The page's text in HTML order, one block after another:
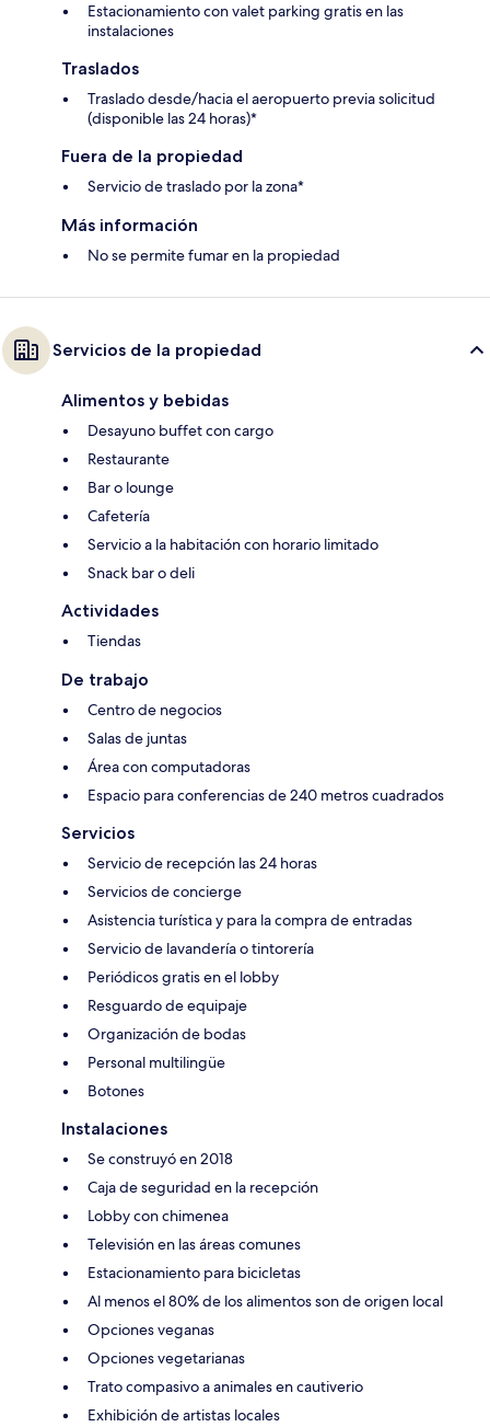
Estacionamiento con valet parking gratis en las
instalaciones
Traslados
Traslado desde/hacia el aeropuerto previa solicitud
(disponible las 24 horas)*
Fuera de la propiedad
Servicio de traslado por la zona*
Más información
No se permite fumar en la propiedad
Servicios de la propiedad
Alimentos y bebidas
Desayuno buffet con cargo
Restaurante
Bar o lounge
Cafetería
Servicio a la habitación con horario limitado
Snack bar o deli
Actividades
Tiendas
De trabajo
Centro de negocios
Salas de juntas
Área con computadoras
Espacio para conferencias de 240 metros cuadrados
Servicios
Servicio de recepción las 24 horas
Servicios de concierge
Asistencia turística y para la compra de entradas
Servicio de lavandería o tintorería
Periódicos gratis en el lobby
Resguardo de equipaje
Organización de bodas
Personal multilingüe
Botones
Instalaciones
Se construyó en 2018
Caja de seguridad en la recepción
Lobby con chimenea
Televisión en las áreas comunes
Estacionamiento para bicicletas
Al menos el 80% de los alimentos son de origen local
Opciones veganas
Opciones vegetarianas
Trato compasivo a animales en cautiverio
Exhibición de artistas locales